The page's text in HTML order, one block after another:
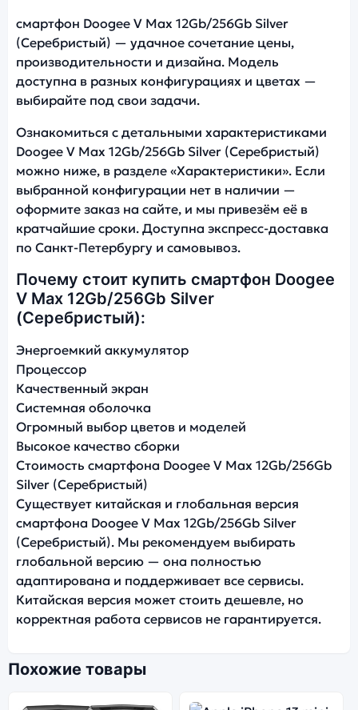
смартфон Doogee V Max 12Gb/256Gb Silver
(Серебристый) — удачное сочетание цены,
производительности и дизайна. Модель
доступна в разных конфигурациях и цветах —
выбирайте под свои задачи.
Ознакомиться с детальными характеристиками
Doogee V Max 12Gb/256Gb Silver (Серебристый)
можно ниже, в разделе «Характеристики». Если
выбранной конфигурации нет в наличии —
оформите заказ на сайте, и мы привезём её в
кратчайшие сроки. Доступна экспресс-доставка
по Санкт-Петербургу и самовывоз.
Почему стоит купить смартфон Doogee
V Max 12Gb/256Gb Silver
(Серебристый):
Энергоемкий аккумулятор
Процессор
Качественный экран
Системная оболочка
Огромный выбор цветов и моделей
Высокое качество сборки
Стоимость смартфона Doogee V Max 12Gb/256Gb
Silver (Серебристый)
Существует китайская и глобальная версия
смартфона Doogee V Max 12Gb/256Gb Silver
(Серебристый). Мы рекомендуем выбирать
глобальной версию — она полностью
адаптирована и поддерживает все сервисы.
Китайская версия может стоить дешевле, но
корректная работа сервисов не гарантируется.
Похожие товары